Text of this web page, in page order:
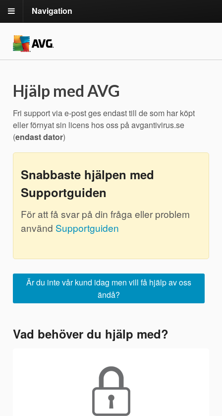
Navigation
Hjälp med AVG
Fri support via e-post ges endast till de som har köpt
eller förnyat sin licens hos oss på avgantivirus.se
(endast dator)
Snabbaste hjälpen med
Supportguiden
För att få svar på din fråga eller problem
använd Supportguiden
Är du inte vår kund idag men vill få hjälp av oss
ändå?
Vad behöver du hjälp med?